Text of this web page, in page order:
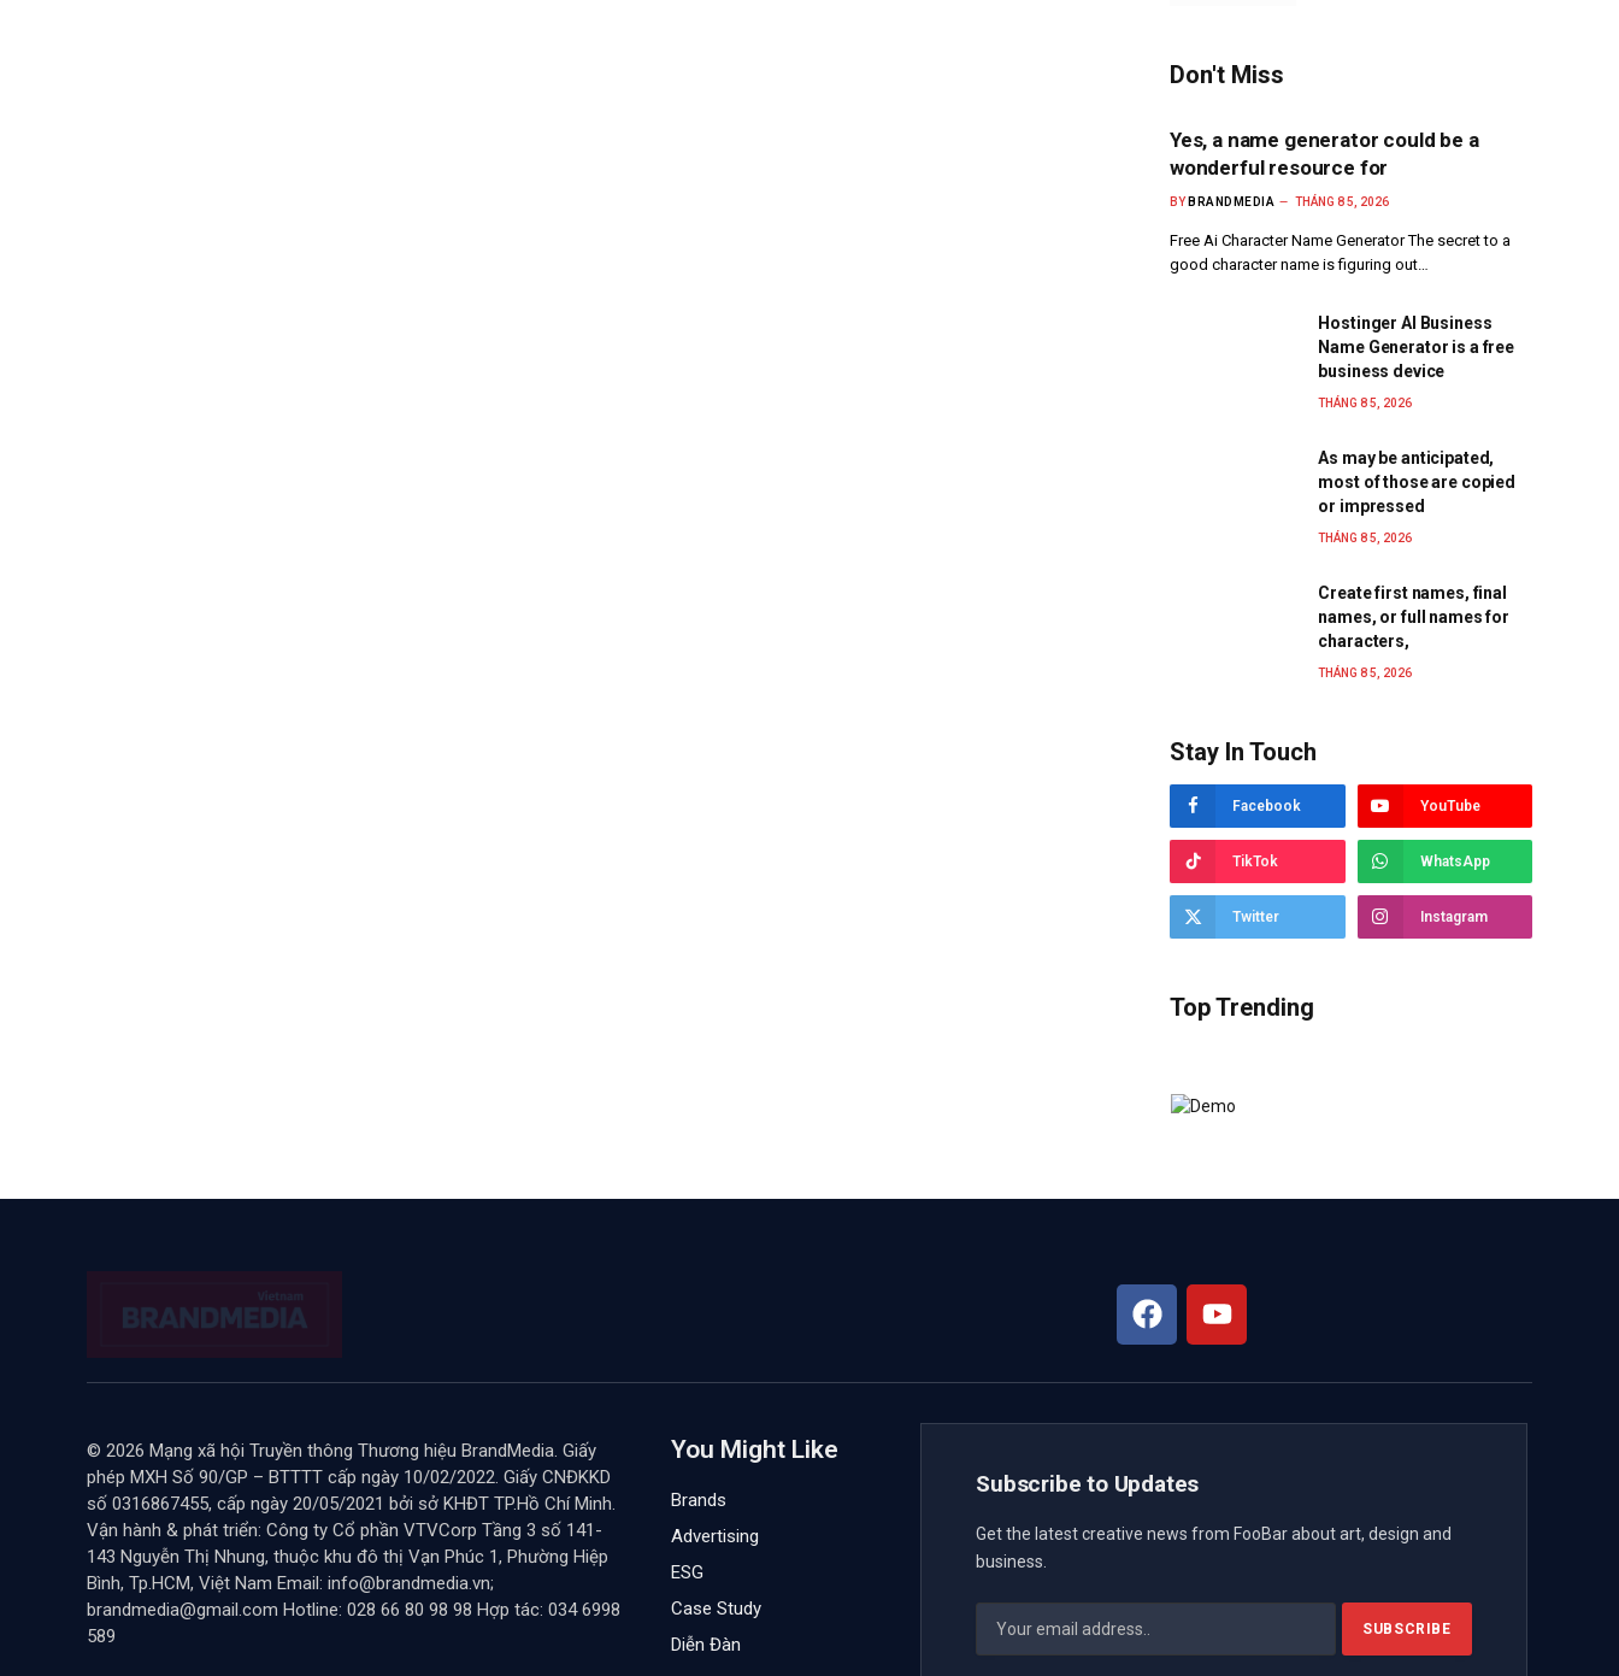
Don't Miss
Yes, a name generator could be a
wonderful resource for
BY BRANDMEDIA THÁNG 8 5, 2026
Free Ai Character Name Generator The secret to a
good character name is figuring out…
Hostinger AI Business
Name Generator is a free
business device
THÁNG 8 5, 2026
As may be anticipated,
most of those are copied
or impressed
THÁNG 8 5, 2026
Create first names, final
names, or full names for
characters,
THÁNG 8 5, 2026
Stay In Touch
Facebook YouTube
TikTok WhatsApp
Twitter Instagram
Top Trending
© 2026 Mạng xã hội Truyền thông Thương hiệu BrandMedia. Giấy
phép MXH Số 90/GP – BTTTT cấp ngày 10/02/2022. Giấy CNĐKKD
số 0316867455, cấp ngày 20/05/2021 bởi sở KHĐT TP.Hồ Chí Minh.
Vận hành & phát triển: Công ty Cổ phần VTVCorp Tầng 3 số 141-
143 Nguyễn Thị Nhung, thuộc khu đô thị Vạn Phúc 1, Phường Hiệp
Bình, Tp.HCM, Việt Nam Email: info@brandmedia.vn;
brandmedia@gmail.com Hotline: 028 66 80 98 98 Hợp tác: 034 6998
589
You Might Like
Brands
Advertising
ESG
Case Study
Diễn Đàn
Subscribe to Updates
Get the latest creative news from FooBar about art, design and
business.